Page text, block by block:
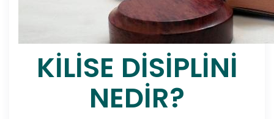
KİLİSE DİSİPLİNİ
NEDİR?